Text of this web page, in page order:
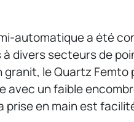
automatique a été
divers secteurs de
le Quartz Femto
avec un faible
prise en main est